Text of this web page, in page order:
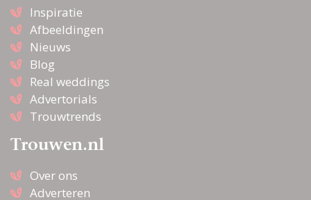
Inspiratie
Afbeeldingen
Nieuws
Blog
Real weddings
Advertorials
Trouwtrends
Trouwen.nl
Over ons
Adverteren